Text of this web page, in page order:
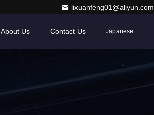
lixuanfeng01@aliyun.com
About Us Contact Us Japanese